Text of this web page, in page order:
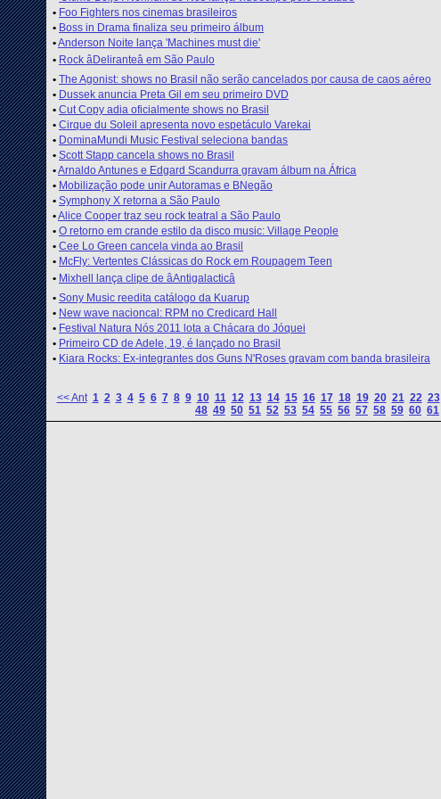
• Foo Fighters nos cinemas brasileiros
• Boss in Drama finaliza seu primeiro álbum
•Anderson Noite lança 'Machines must die'
• Rock âDeliranteâ em São Paulo
• The Agonist: shows no Brasil não serão cancelados por causa de caos aéreo
• Dussek anuncia Preta Gil em seu primeiro DVD
• Cut Copy adia oficialmente shows no Brasil
• Cirque du Soleil apresenta novo espetáculo Varekai
• DominaMundi Music Festival seleciona bandas
• Scott Stapp cancela shows no Brasil
•Arnaldo Antunes e Edgard Scandurra gravam álbum na África
• Mobilização pode unir Autoramas e BNegão
• Symphony X retorna a São Paulo
•Alice Cooper traz seu rock teatral a São Paulo
• O retorno em crande estilo da disco music: Village People
• Cee Lo Green cancela vinda ao Brasil
• McFly: Vertentes Clássicas do Rock em Roupagem Teen
• Mixhell lança clipe de âAntigalacticâ
• Sony Music reedita catálogo da Kuarup
• New wave nacioncal: RPM no Credicard Hall
• Festival Natura Nós 2011 lota a Chácara do Jóquei
• Primeiro CD de Adele, 19, é lançado no Brasil
• Kiara Rocks: Ex-integrantes dos Guns N'Roses gravam com banda brasileira
<< Ant 1 2 3 4 5 6 7 8 9 10 11 12 13 14 15 16 17 18 19 20 21 22 23
48 49 50 51 52 53 54 55 56 57 58 59 60 61